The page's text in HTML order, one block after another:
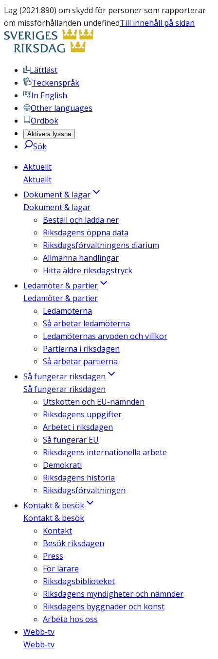
Lag (2021:890) om skydd för personer som rapporterar
om missförhållanden undefinedTill innehåll på sidan
Lättläst
Teckenspråk
In English
Other languages
Ordbok
Aktivera lyssna
Sök
Aktuellt
Aktuellt
Dokument & lagar
Dokument & lagar
Beställ och ladda ner
Riksdagens öppna data
Riksdagsförvaltningens diarium
Allmänna handlingar
Hitta äldre riksdagstryck
Ledamöter & partier
Ledamöter & partier
Ledamöterna
Så arbetar ledamöterna
Ledamöternas arvoden och villkor
Partierna i riksdagen
Så arbetar partierna
Så fungerar riksdagen
Så fungerar riksdagen
Utskotten och EU-nämnden
Riksdagens uppgifter
Arbetet i riksdagen
Så fungerar EU
Riksdagens internationella arbete
Demokrati
Riksdagens historia
Riksdagsförvaltningen
Kontakt & besök
Kontakt & besök
Kontakt
Besök riksdagen
Press
För lärare
Riksdagsbiblioteket
Riksdagens myndigheter och nämnder
Riksdagens byggnader och konst
Arbeta hos oss
Webb-tv
Webb-tv